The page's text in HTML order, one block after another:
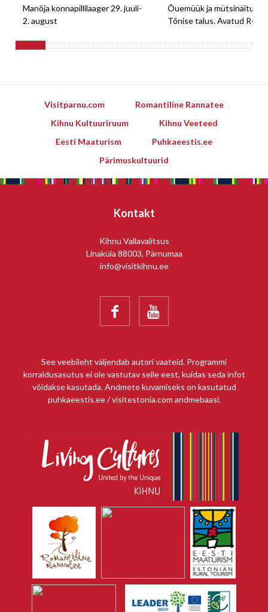
Manõja konnapillilaager 29. juuli-
2. august
Õuemüük ja mütsinäitus
Tõnise talus. Avatud R-E
Visitparnu.com
Romantiline Rannatee
Kihnu Kultuuriruum
Kihnu Veeteed
Eesti Maaturism
Puhkaeestis.ee
Pärimuskultuurid
Kontakt
Kihnu Vallavalitsus
Linaküla 88003, Pärnumaa
info@visitkihnu.ee
 
See veebileht väljendab autori vaateid. Programmi
korraldusasutus ei ole vastutav selle eest, kuidas seda infot
võidakse kasutada. Andmete kuvamiseks on kasutatud
puhkaeestis.ee / visitestonia.com andmebaasi.